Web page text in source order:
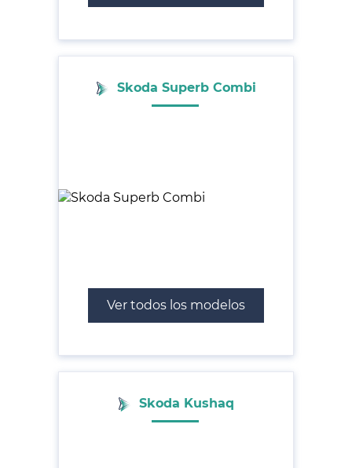
Skoda Superb Combi
Ver todos los modelos
Skoda Kushaq